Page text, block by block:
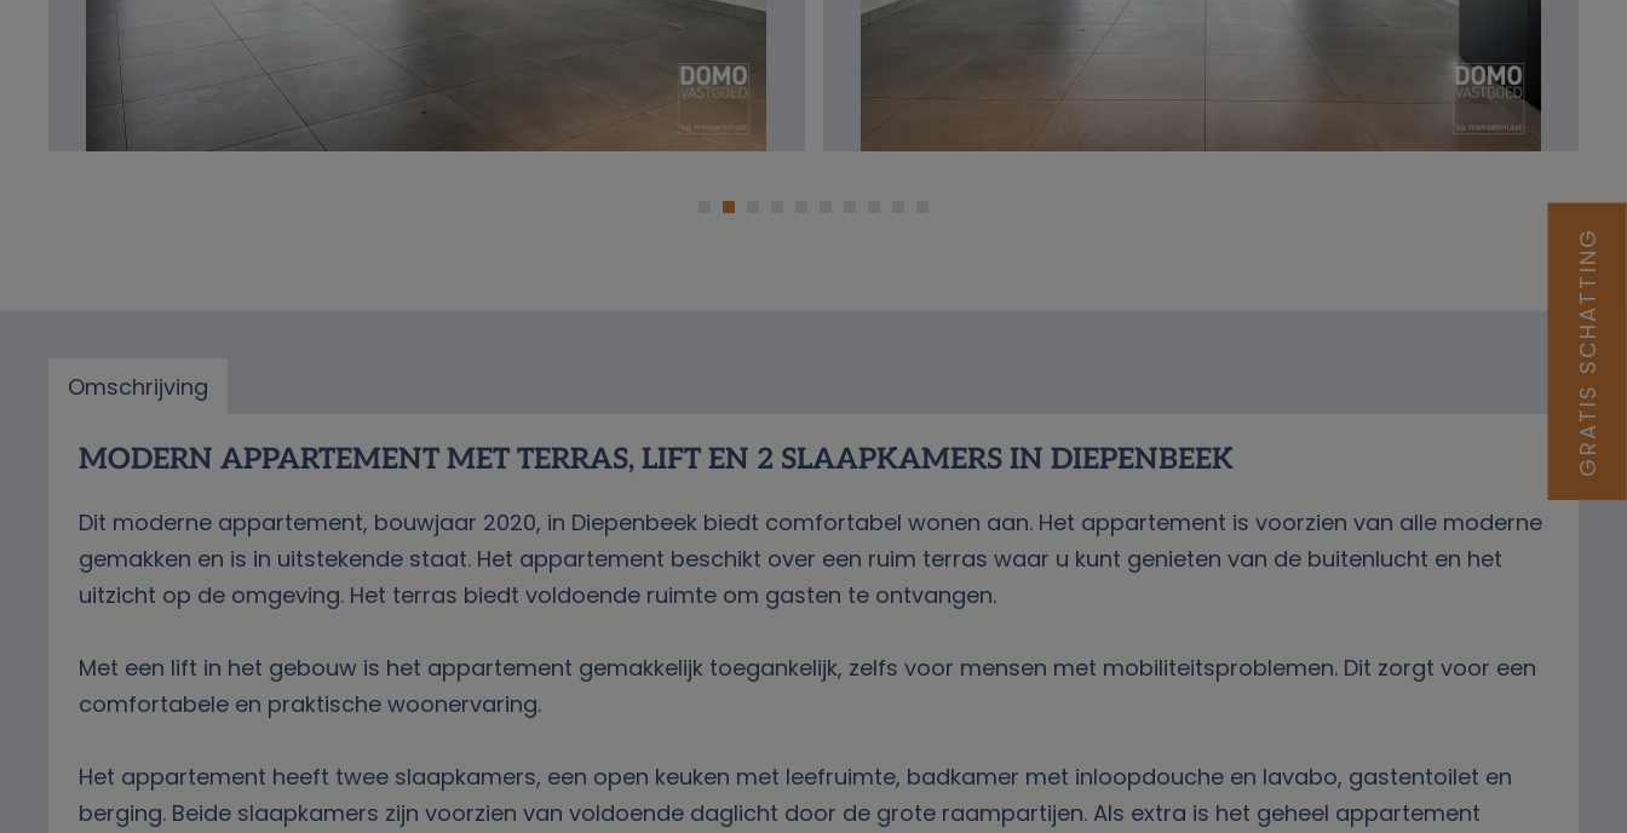
GRATIS SCHATTING
Omschrijving
Omschrijving
MODERN APPARTEMENT MET TERRAS, LIFT EN 2 SLAAPKAMERS IN DIEPENBEEK
Dit moderne appartement, bouwjaar 2020, in Diepenbeek biedt comfortabel wonen aan. Het appartement is voorzien van alle moderne
gemakken en is in uitstekende staat. Het appartement beschikt over een ruim terras waar u kunt genieten van de buitenlucht en het
uitzicht op de omgeving. Het terras biedt voldoende ruimte om gasten te ontvangen.
Met een lift in het gebouw is het appartement gemakkelijk toegankelijk, zelfs voor mensen met mobiliteitsproblemen. Dit zorgt voor een
comfortabele en praktische woonervaring.
Het appartement heeft twee slaapkamers, een open keuken met leefruimte, badkamer met inloopdouche en lavabo, gastentoilet en
berging. Beide slaapkamers zijn voorzien van voldoende daglicht door de grote raampartijen. Als extra is het geheel appartement